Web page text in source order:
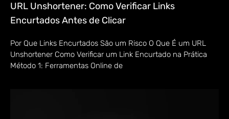
URL Unshortener: Como Verificar Links
Encurtados Antes de Clicar
Por Que Links Encurtados São um Risco O Que É um URL
Unshortener Como Verificar um Link Encurtado na Prática
Método 1: Ferramentas Online de